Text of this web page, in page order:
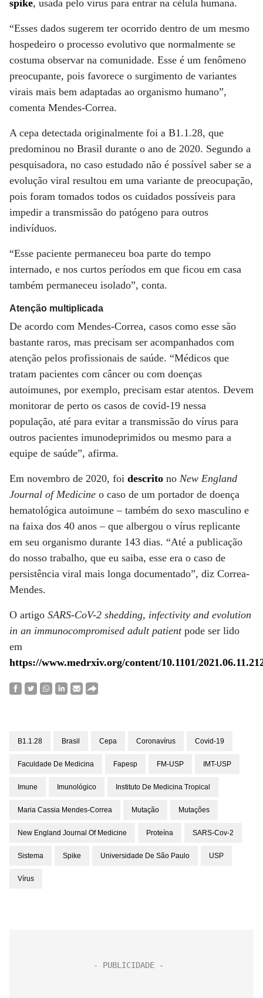
spike, usada pelo vírus para entrar na célula humana.
“Esses dados sugerem ter ocorrido dentro de um mesmo
hospedeiro o processo evolutivo que normalmente se
costuma observar na comunidade. Esse é um fenômeno
preocupante, pois favorece o surgimento de variantes
virais mais bem adaptadas ao organismo humano”,
comenta Mendes-Correa.
A cepa detectada originalmente foi a B1.1.28, que
predominou no Brasil durante o ano de 2020. Segundo a
pesquisadora, no caso estudado não é possível saber se a
evolução viral resultou em uma variante de preocupação,
pois foram tomados todos os cuidados possíveis para
impedir a transmissão do patógeno para outros
indivíduos.
“Esse paciente permaneceu boa parte do tempo
internado, e nos curtos períodos em que ficou em casa
também permaneceu isolado”, conta.
Atenção multiplicada
De acordo com Mendes-Correa, casos como esse são
bastante raros, mas precisam ser acompanhados com
atenção pelos profissionais de saúde. “Médicos que
tratam pacientes com câncer ou com doenças
autoimunes, por exemplo, precisam estar atentos. Devem
monitorar de perto os casos de covid-19 nessa
população, até para evitar a transmissão do vírus para
outros pacientes imunodeprimidos ou mesmo para a
equipe de saúde”, afirma.
Em novembro de 2020, foi descrito no New England
Journal of Medicine o caso de um portador de doença
hematológica autoimune – também do sexo masculino e
na faixa dos 40 anos – que albergou o vírus replicante
em seu organismo durante 143 dias. “Até a publicação
do nosso trabalho, que eu saiba, esse era o caso de
persistência viral mais longa documentado”, diz Correa-
Mendes.
O artigo SARS-CoV-2 shedding, infectivity and evolution
in an immunocompromised adult patientpode ser lido
em
https://www.medrxiv.org/content/10.1101/
B1.1.28 Brasil Cepa Coronavírus Covid-19
Faculdade De Medicina Fapesp FM-USP IMT-USP
Imune Imunológico Instituto De Medicina Tropical
Maria Cassia Mendes-Correa Mutação Mutações
New England Journal Of Medicine Proteína SARS-Cov-2
Sistema Spike Universidade De São Paulo USP
Vírus